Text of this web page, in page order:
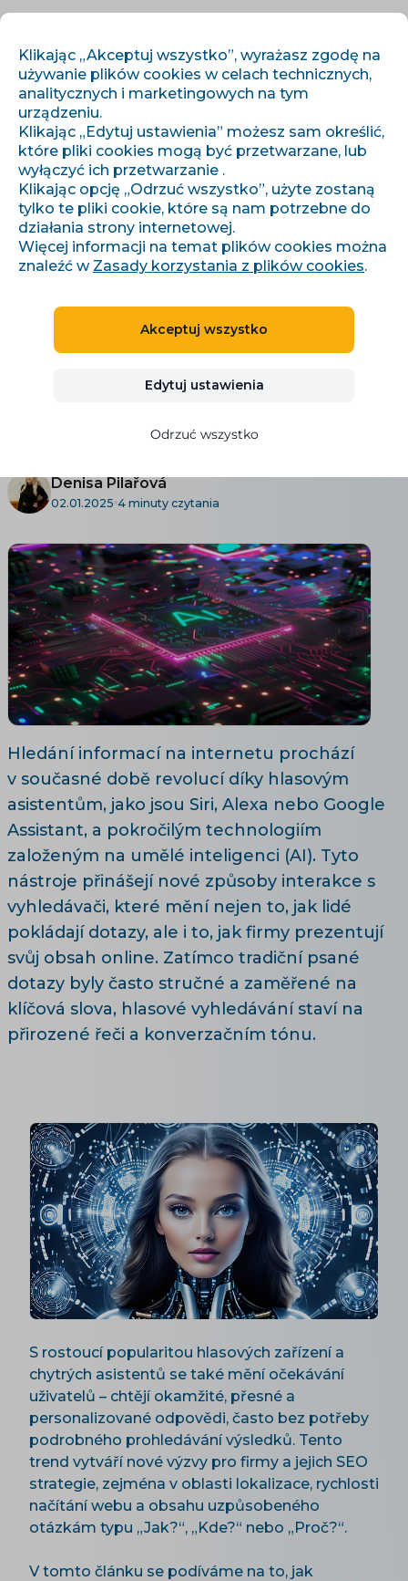
Úvod ›Artykuły i informacje›
Hlasoví asistenti mění způsob, jakým lidé vyhledávají – jak toho
využít v SEO?
Hlasoví asistenti mění
způsob, jakým lidé
vyhledávají – jak toho
využít v SEO?
Denisa Pilařová
02.01.2025 4 minuty czytania
Hledání informací na internetu prochází
v současné době revolucí díky hlasovým
asistentům, jako jsou Siri, Alexa nebo Google
Assistant, a pokročilým technologiím
založeným na umělé inteligenci (AI). Tyto
nástroje přinášejí nové způsoby interakce s
vyhledávači, které mění nejen to, jak lidé
pokládají dotazy, ale i to, jak firmy prezentují
svůj obsah online. Zatímco tradiční psané
dotazy byly často stručné a zaměřené na
klíčová slova, hlasové vyhledávání staví na
přirozené řeči a konverzačním tónu.
S rostoucí popularitou hlasových zařízení a
chytrých asistentů se také mění očekávání
uživatelů – chtějí okamžité, přesné a
personalizované odpovědi, často bez potřeby
podrobného prohledávání výsledků. Tento
trend vytváří nové výzvy pro firmy a jejich SEO
strategie, zejména v oblasti lokalizace, rychlosti
načítání webu a obsahu uzpůsobeného
otázkám typu „Jak?“, „Kde?“ nebo „Proč?“.
V tomto článku se podíváme na to, jak
Klikając „Akceptuj wszystko”, wyrażasz zgodę na
używanie plików cookies w celach technicznych,
analitycznych i marketingowych na tym
urządzeniu.
Klikając „Edytuj ustawienia” możesz sam określić,
które pliki cookies mogą być przetwarzane, lub
wyłączyć ich przetwarzanie .
Klikając opcję „Odrzuć wszystko”, użyte zostaną
tylko te pliki cookie, które są nam potrzebne do
działania strony internetowej.
Więcej informacji na temat plików cookies można
znaleźć w Zasady korzystania z plików cookies.
Akceptuj wszystko
Edytuj ustawienia
Odrzuć wszystko